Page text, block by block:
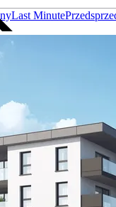
Last Minute